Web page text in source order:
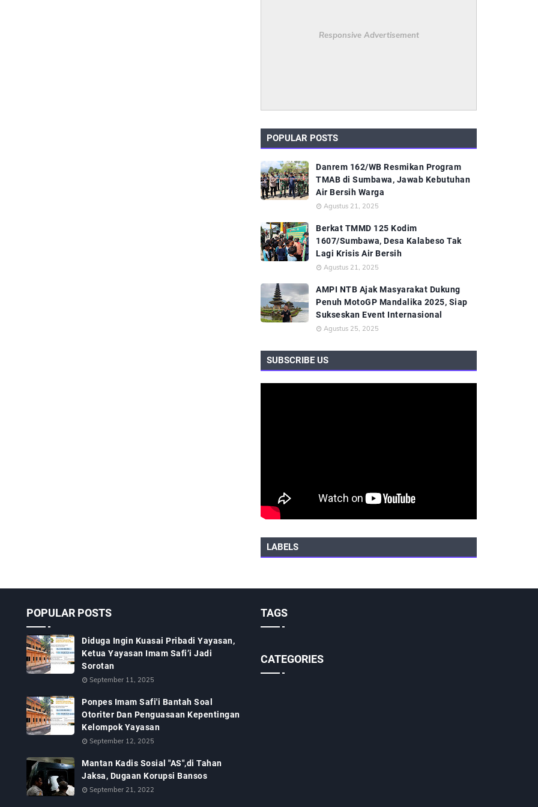
Responsive Advertisement
POPULAR POSTS
Danrem 162/WB Resmikan Program
TMAB di Sumbawa, Jawab Kebutuhan
Air Bersih Warga
Agustus 21, 2025
Berkat TMMD 125 Kodim
1607/Sumbawa, Desa Kalabeso Tak
Lagi Krisis Air Bersih
Agustus 21, 2025
AMPI NTB Ajak Masyarakat Dukung
Penuh MotoGP Mandalika 2025, Siap
Sukseskan Event Internasional
Agustus 25, 2025
SUBSCRIBE US
LABELS
POPULAR POSTS
Diduga Ingin Kuasai Pribadi Yayasan,
Ketua Yayasan Imam Safi’i Jadi
Sorotan
September 11, 2025
Ponpes Imam Safi'i Bantah Soal
Otoriter Dan Penguasaan Kepentingan
Kelompok Yayasan
September 12, 2025
Mantan Kadis Sosial "AS",di Tahan
Jaksa, Dugaan Korupsi Bansos
September 21, 2022
TAGS
CATEGORIES